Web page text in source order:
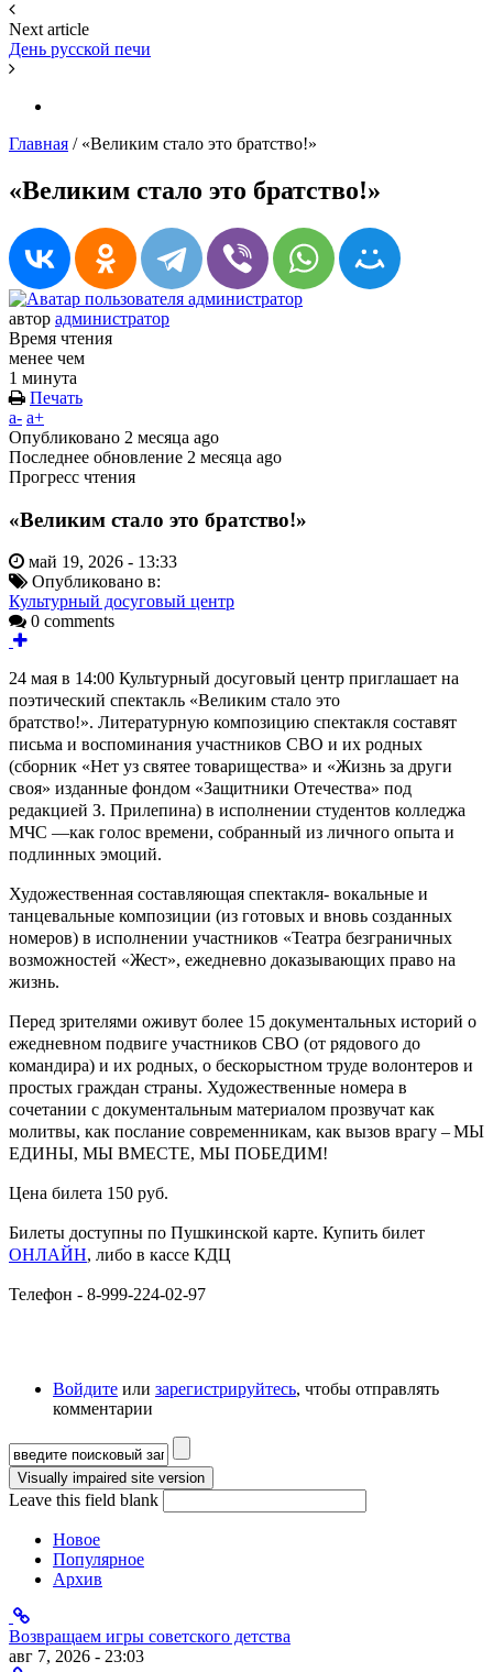
Next article
День русской печи
Главная / «Великим стало это братство!»
«Великим стало это братство!»
автор администратор
Время чтения
менее чем
1 минута
Печать
a- a+
Опубликовано 2 месяца ago
Последнее обновление 2 месяца ago
Прогресс чтения
«Великим стало это братство!»
май 19, 2026 - 13:33
Опубликовано в:
Культурный досуговый центр
0 comments
24 мая в 14:00 Культурный досуговый центр приглашает на
поэтический спектакль «Великим стало это
братство!». Литературную композицию спектакля составят
письма и воспоминания участников СВО и их родных
(сборник «Нет уз святее товарищества» и «Жизнь за други
своя» изданные фондом «Защитники Отечества» под
редакцией З. Прилепина) в исполнении студентов колледжа
МЧС —как голос времени, собранный из личного опыта и
подлинных эмоций.
Художественная составляющая спектакля- вокальные и
танцевальные композиции (из готовых и вновь созданных
номеров) в исполнении участников «Театра безграничных
возможностей «Жест», ежедневно доказывающих право на
жизнь.
Перед зрителями оживут более 15 документальных историй о
ежедневном подвиге участников СВО (от рядового до
командира) и их родных, о бескорыстном труде волонтеров и
простых граждан страны. Художественные номера в
сочетании с документальным материалом прозвучат как
молитвы, как послание современникам, как вызов врагу –МЫ
ЕДИНЫ, МЫ ВМЕСТЕ, МЫ ПОБЕДИМ!
Цена билета 150 руб.
Билеты доступны по Пушкинской карте. Купить билет
ОНЛАЙН, либо в кассе КДЦ
Телефон - 8-999-224-02-97
Войдите или зарегистрируйтесь, чтобы отправлять
комментарии
Форма поиска
Leave this field blank
Новое
Популярное
Архив
Возвращаем игры советского детства
авг 7, 2026 - 23:03